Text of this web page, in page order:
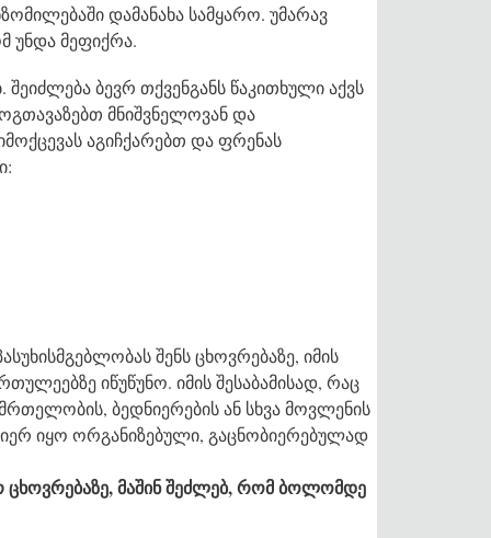
დამანახა სამყარო. უმარავ
უნდა მეფიქრა.
ბევრ თქვენგანს წაკითხული აქვს
მნიშვნელოვან და
აგიჩქარებთ და ფრენას
შენს ცხოვრებაზე, იმის
იწუწუნო. იმის შესაბამისად, რაც
ბედნიერების ან სხვა მოვლენის
იყო ორგანიზებული, გაცნობიერებულად
ცხოვრებაზე, მაშინ შეძლებ, რომ ბოლომდე